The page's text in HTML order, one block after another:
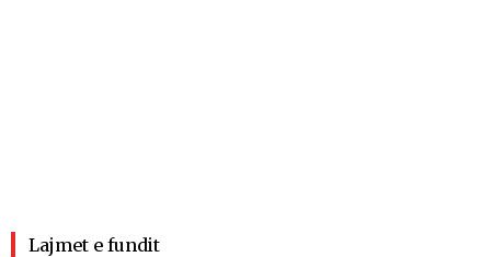
Lajmet e fundit